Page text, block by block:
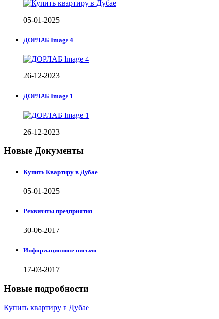
05-01-2025
ДОРЛАБ Image 4
26-12-2023
ДОРЛАБ Image 1
26-12-2023
Новые Документы
Купить Квартиру в Дубае
05-01-2025
Реквизиты предприятия
30-06-2017
Информационное письмо
17-03-2017
Новые подробности
Купить квартиру в Дубае